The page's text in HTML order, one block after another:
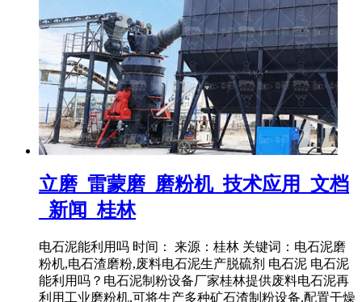
立磨_雷蒙磨_磨粉机_技术应用_文档
_新闻_桂林
电石泥能利用吗 时间： 来源：桂林 关键词：电石泥磨
粉机,电石渣磨粉,废料电石泥生产脱硫剂 电石泥 电石泥
能利用吗？电石泥制粉设备厂家桂林提供废料电石泥再
利用工业磨粉机,可将生产多种矿石渣制粉设备,配置干燥